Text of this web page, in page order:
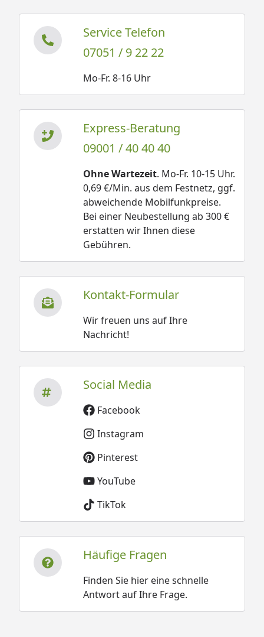
Service Telefon
07051 / 9 22 22
Mo-Fr. 8-16 Uhr
Express-Beratung
09001 / 40 40 40
Ohne Wartezeit. Mo-Fr. 10-15 Uhr.
0,69 €/Min. aus dem Festnetz, ggf.
abweichende Mobilfunkpreise.
Bei einer Neubestellung ab 300 €
erstatten wir Ihnen diese
Gebühren.
Kontakt-Formular
Wir freuen uns auf Ihre
Nachricht!
Social Media
Facebook
Instagram
Pinterest
YouTube
TikTok
Häufige Fragen
Finden Sie hier eine schnelle
Antwort auf Ihre Frage.